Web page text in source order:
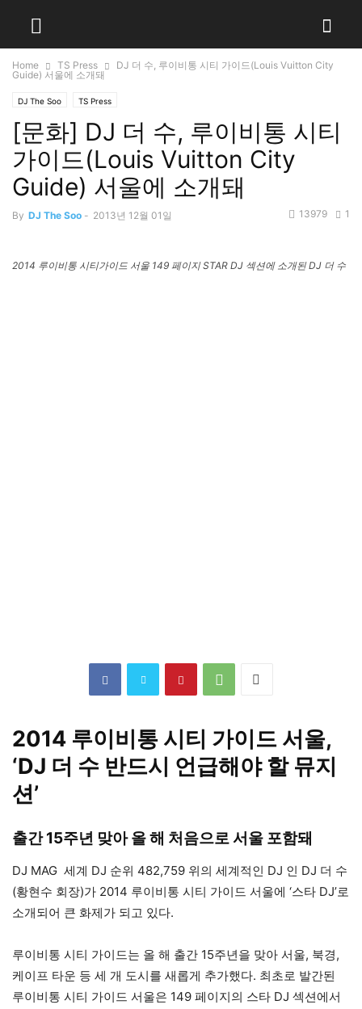
Home TS Press
DJ 더 수, 루이비통 시티 가이드(Louis Vuitton City
Guide) 서울에 소개돼
DJ The Soo TS Press
[문화] DJ 더 수, 루이비통 시티
가이드(Louis Vuitton City
Guide) 서울에 소개돼
By DJ The Soo - 2013년 12월 01일 1
13979
2014 루이비통 시티가이드 서울 149 페이지 STAR DJ 섹션에 소개된 DJ 더 수
2014 루이비통 시티 가이드 서울,
‘DJ 더 수 반드시 언급해야 할 뮤지
션’
출간 15주년 맞아 올 해 처음으로 서울 포함돼
DJ MAG 세계 DJ 순위 482,759 위의 세계적인 DJ 인 DJ 더 수
(황현수 회장)가 2014 루이비통 시티 가이드 서울에 ‘스타 DJ’로
소개되어 큰 화제가 되고 있다.
루이비통 시티 가이드는 올 해 출간 15주년을 맞아 서울, 북경,
케이프 타운 등 세 개 도시를 새롭게 추가했다. 최초로 발간된
루이비통 시티 가이드 서울은 149 페이지의 스타 DJ 섹션에서